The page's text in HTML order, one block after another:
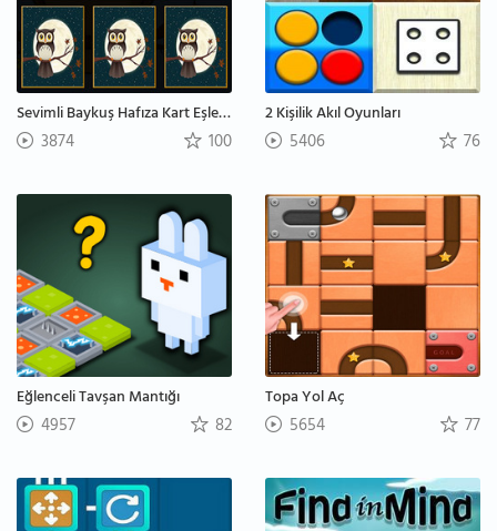
Sevimli Baykuş Hafıza Kart Eşleştirme
3874 100
2 Kişilik Akıl Oyunları
5406 76
Eğlenceli Tavşan Mantığı
4957 82
Topa Yol Aç
5654 77